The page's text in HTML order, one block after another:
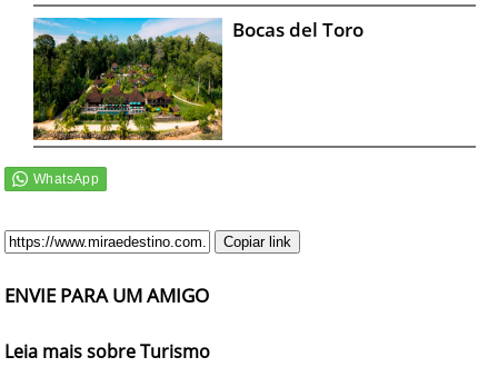
Bocas del Toro
Copiar link
ENVIE PARA UM AMIGO
Leia mais sobre Turismo